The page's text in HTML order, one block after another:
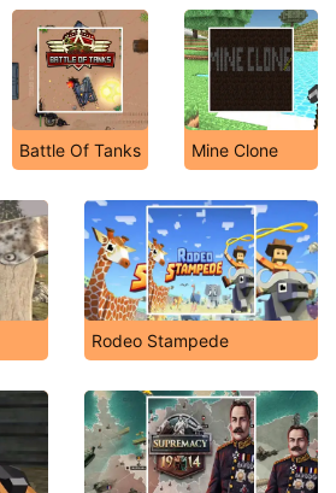
Battle Of Tanks Mine Clone
Rodeo Stampede